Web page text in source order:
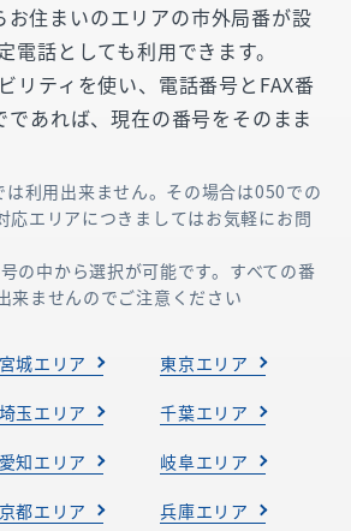
お住まいのエリアの市外局番が設
電話としても利用できます。
リティを使い、電話番号とFAX番
あれば、現在の番号をそのまま
利用出来ません。その場合は050での
応エリアにつきましてはお気軽にお問
の中から選択が可能です。すべての番
来ませんのでご注意ください
宮城エリア 東京エリア
埼玉エリア 千葉エリア
愛知エリア 岐阜エリア
京都エリア 兵庫エリア